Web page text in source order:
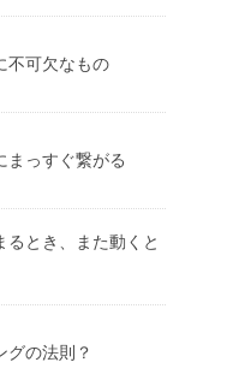
不可欠なもの
まっすぐ繋がる
るとき、また動くと
グの法則？